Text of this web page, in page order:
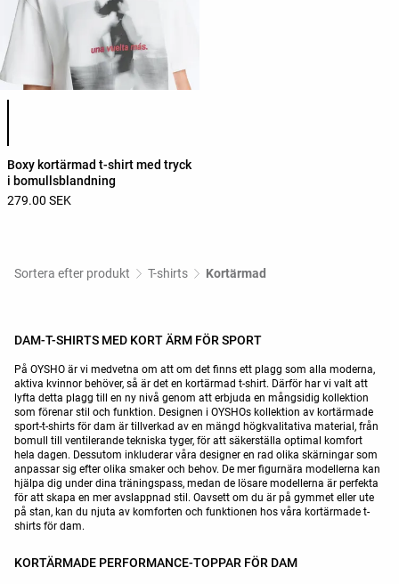
Lista över produktfärger
Boxy kortärmad t-shirt med tryck
i bomullsblandning
279.00 SEK
Sortera efter produkt T-shirts Kortärmad
DAM-T-SHIRTS MED KORT ÄRM FÖR SPORT
På OYSHO är vi medvetna om att om det finns ett plagg som alla moderna,
aktiva kvinnor behöver, så är det en kortärmad t-shirt. Därför har vi valt att
lyfta detta plagg till en ny nivå genom att erbjuda en mångsidig kollektion
som förenar stil och funktion. Designen i OYSHOs kollektion av kortärmade
sport-t-shirts för dam är tillverkad av en mängd högkvalitativa material, från
bomull till ventilerande tekniska tyger, för att säkerställa optimal komfort
hela dagen. Dessutom inkluderar våra designer en rad olika skärningar som
anpassar sig efter olika smaker och behov. De mer figurnära modellerna kan
hjälpa dig under dina träningspass, medan de lösare modellerna är perfekta
för att skapa en mer avslappnad stil. Oavsett om du är på gymmet eller ute
på stan, kan du njuta av komforten och funktionen hos våra kortärmade t-
shirts för dam.
KORTÄRMADE PERFORMANCE-TOPPAR FÖR DAM